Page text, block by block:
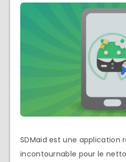
SDMaid est une application
incontournable pour le